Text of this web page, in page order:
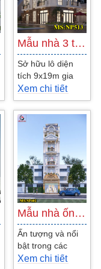
Mẫu nhà 3 tầng tân cổ điển 9x19m đẹp…
Sở hữu lô diện
tích 9x19m gia
đình mong muốn
xây dựng lên mẫu
thiết kế nhà 3
tầng đẹp....
Xem chi tiết
Mẫu nhà ống 4 tầng tần cổ điển có sân…
Ấn tượng và nổi
bật trong các
mẫu nhà ống của
Xem chi tiết